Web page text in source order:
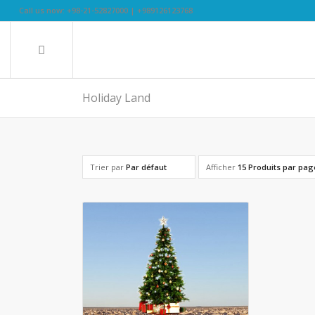
Call us now: +98-21-52827000 | +989126123768
Holiday Land
Trier parPar défaut Afficher 15 Produits par